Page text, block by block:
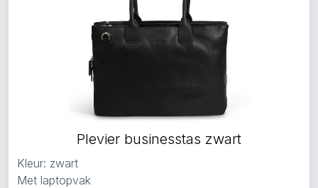
Plevier businesstas zwart
Kleur: zwart
Met laptopvak